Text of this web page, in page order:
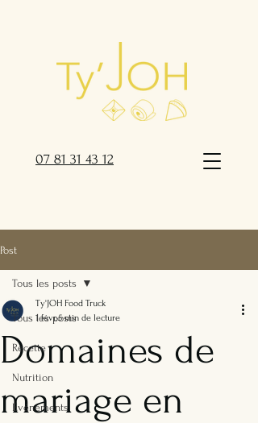
07 81 31 43 12
Post
Tous les posts
Recette
Nutrition
Evénements
Tous les posts
Domaines de
mariage en
Ty'JOH Food Truck
1 févr.5 min de lecture